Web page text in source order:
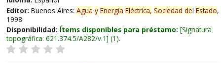
Editor: Buenos Aires: Agua y Energía Eléctrica, Sociedad del Estado,
1998
Disponibilidad: Ítems disponibles para préstamo: Signatura
topográfica: 621.374.5/A282/v.1 (1).